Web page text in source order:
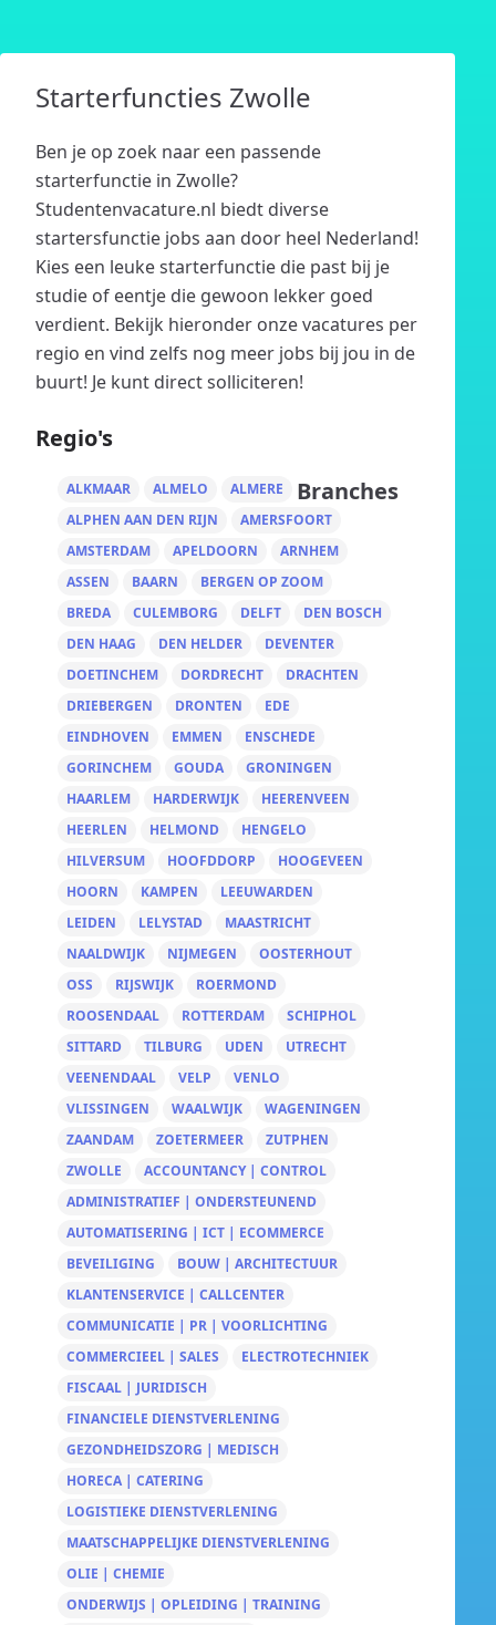
Starterfuncties Zwolle
Ben je op zoek naar een passende
starterfunctie in Zwolle?
Studentenvacature.nl biedt diverse
startersfunctie jobs aan door heel Nederland!
Kies een leuke starterfunctie die past bij je
studie of eentje die gewoon lekker goed
verdient. Bekijk hieronder onze vacatures per
regio en vind zelfs nog meer jobs bij jou in de
buurt! Je kunt direct solliciteren!
Regio's
ALKMAAR ALMELO
ALMERE
ALPHEN AAN DEN RIJN
AMERSFOORT
AMSTERDAM
APELDOORN
ARNHEM
ASSEN
BAARN
BERGEN OP ZOOM
BREDA
CULEMBORG DELFT
DEN BOSCH
DEN HAAG
DEN HELDER
DEVENTER
DOETINCHEM
DORDRECHT
DRACHTEN
DRIEBERGEN
DRONTEN
EDE
EINDHOVEN
EMMEN
ENSCHEDE
GORINCHEM
GOUDA
GRONINGEN
HAARLEM
HARDERWIJK
HEERENVEEN
HEERLEN
HELMOND
HENGELO
HILVERSUM
HOOFDDORP
HOOGEVEEN
HOORN
KAMPEN
LEEUWARDEN
LEIDEN
LELYSTAD
MAASTRICHT
NAALDWIJK
NIJMEGEN
OOSTERHOUT
OSS
RIJSWIJK
ROERMOND
ROOSENDAAL
ROTTERDAM
SCHIPHOL
SITTARD
TILBURG UDEN
UTRECHT
VEENENDAAL
VELP
VENLO
VLISSINGEN
WAALWIJK
WAGENINGEN
ZAANDAM
ZOETERMEER
ZUTPHEN
ZWOLLE
Branches
ACCOUNTANCY | CONTROL
ADMINISTRATIEF | ONDERSTEUNEND
AUTOMATISERING | ICT | ECOMMERCE
BEVEILIGING
BOUW | ARCHITECTUUR
KLANTENSERVICE | CALLCENTER
COMMUNICATIE | PR | VOORLICHTING
COMMERCIEEL | SALES
ELECTROTECHNIEK
FISCAAL | JURIDISCH
FINANCIELE DIENSTVERLENING
GEZONDHEIDSZORG | MEDISCH
HORECA | CATERING
LOGISTIEKE DIENSTVERLENING
MAATSCHAPPELIJKE DIENSTVERLENING
OLIE | CHEMIE
ONDERWIJS | OPLEIDING | TRAINING